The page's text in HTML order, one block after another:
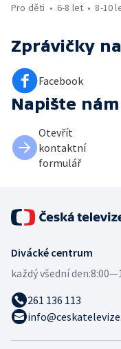
Pro děti
6-8 let 8-10
Zprávičky
Facebook
Napište nám
Otevřít
kontaktní
formulář
Divácké centrum
každý všední den:
261 136 113